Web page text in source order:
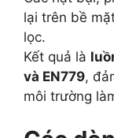
lại trên bề
lọc.
Kết quả là
và EN779,
môi trường